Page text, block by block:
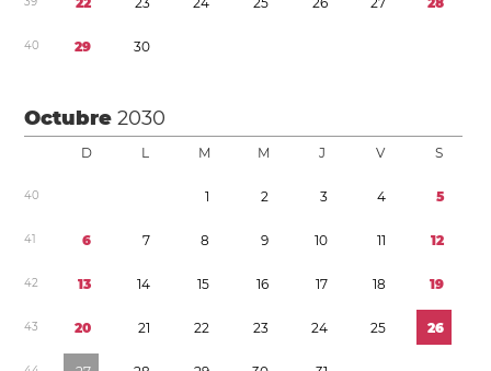
40 29 30
Octubre2030
D L M M J V S
40 1 2 3 4 5
41 6 7 8 9 10 11 12
42 13 14 15 16 17 18 19
43 20 21 22 23 24 25 26